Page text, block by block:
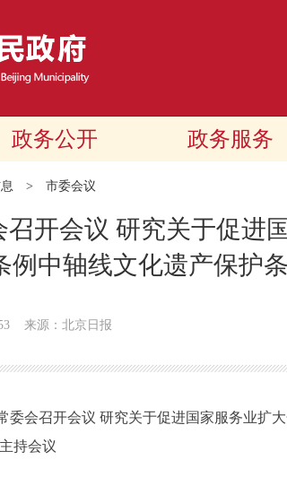
政务公开 政务服务
> 市委会议
召开会议 研究关于促进
例中轴线文化遗产保护
来源：北京日报
会召开会议 研究关于促进国家服务业扩大
持会议